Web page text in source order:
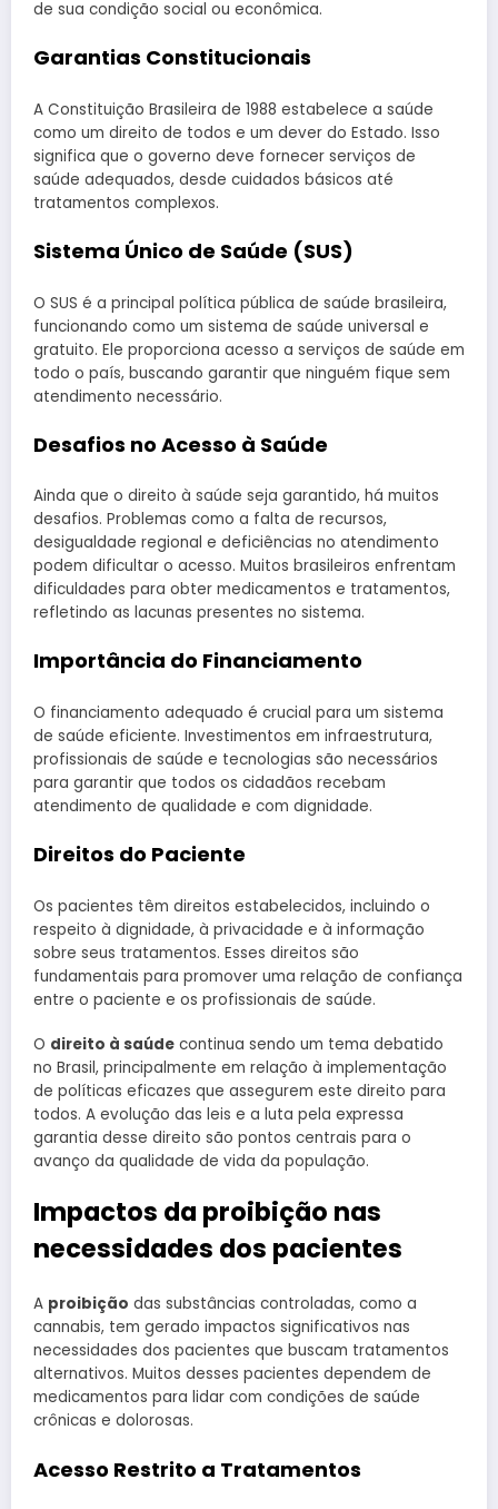
de sua condição social ou econômica.
Garantias Constitucionais
A Constituição Brasileira de 1988 estabelece a saúde
como um direito de todos e um dever do Estado. Isso
significa que o governo deve fornecer serviços de
saúde adequados, desde cuidados básicos até
tratamentos complexos.
Sistema Único de Saúde (SUS)
O SUS é a principal política pública de saúde brasileira,
funcionando como um sistema de saúde universal e
gratuito. Ele proporciona acesso a serviços de saúde em
todo o país, buscando garantir que ninguém fique sem
atendimento necessário.
Desafios no Acesso à Saúde
Ainda que o direito à saúde seja garantido, há muitos
desafios. Problemas como a falta de recursos,
desigualdade regional e deficiências no atendimento
podem dificultar o acesso. Muitos brasileiros enfrentam
dificuldades para obter medicamentos e tratamentos,
refletindo as lacunas presentes no sistema.
Importância do Financiamento
O financiamento adequado é crucial para um sistema
de saúde eficiente. Investimentos em infraestrutura,
profissionais de saúde e tecnologias são necessários
para garantir que todos os cidadãos recebam
atendimento de qualidade e com dignidade.
Direitos do Paciente
Os pacientes têm direitos estabelecidos, incluindo o
respeito à dignidade, à privacidade e à informação
sobre seus tratamentos. Esses direitos são
fundamentais para promover uma relação de confiança
entre o paciente e os profissionais de saúde.
O direito à saúde continua sendo um tema debatido
no Brasil, principalmente em relação à implementação
de políticas eficazes que assegurem este direito para
todos. A evolução das leis e a luta pela expressa
garantia desse direito são pontos centrais para o
avanço da qualidade de vida da população.
Impactos da proibição nas
necessidades dos pacientes
A proibição das substâncias controladas, como a
cannabis, tem gerado impactos significativos nas
necessidades dos pacientes que buscam tratamentos
alternativos. Muitos desses pacientes dependem de
medicamentos para lidar com condições de saúde
crônicas e dolorosas.
Acesso Restrito a Tratamentos